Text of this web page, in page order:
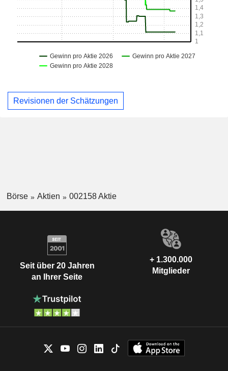
Revisionen der Schätzungen
Börse Aktien 002158 Aktie
Seit über 20 Jahren
an Ihrer Seite
+ 1.300.000
Mitglieder